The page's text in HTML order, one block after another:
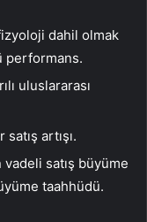
dahil olmak
performans.
uluslararası
artışı.
vadeli satış büyüme
taahhüdü.